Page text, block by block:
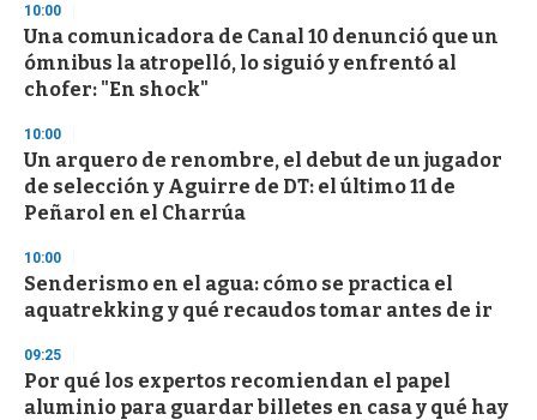
3
s
e
c
o
d
s
10:00
Una comunicadora de Canal 10 denunció que un
ómnibus la atropelló, lo siguió y enfrentó al
chofer: "En shock"
10:00
Un arquero de renombre, el debut de un jugador
de selección y Aguirre de DT: el último 11 de
Peñarol en el Charrúa
10:00
Senderismo en el agua: cómo se practica el
aquatrekking y qué recaudos tomar antes de ir
09:25
Por qué los expertos recomiendan el papel
aluminio para guardar billetes en casa y qué hay